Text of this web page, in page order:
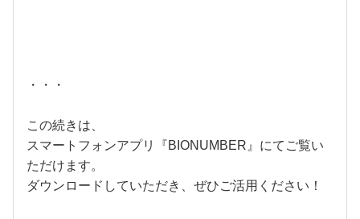
・・・
この続きは、
スマートフォンアプリ『BIONUMBER』にてご覧い
ただけます。
ダウンロードしていただき、ぜひご活用ください！